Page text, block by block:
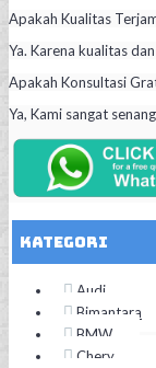
Apakah Kualitas
Ya. Karena kualitas
Apakah Konsultasi
Ya, Kami sangat
Kategori
Audi
Bimantara
BMW
Chery